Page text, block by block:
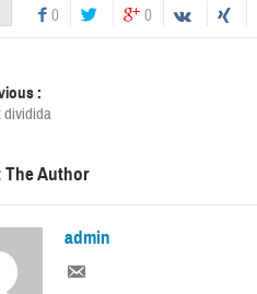
0 0
:
dividida
Author
admin